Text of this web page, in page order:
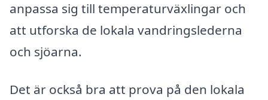
anpassa sig till temperaturväxlingar och
att utforska de lokala vandringslederna
och sjöarna.
Det är också bra att prova på den lokala